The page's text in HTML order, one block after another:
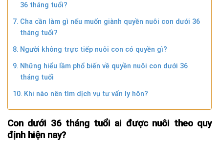
36 tháng tuổi?
Cha cần làm gì nếu muốn giành quyền nuôi con dưới 36
tháng tuổi?
Người không trực tiếp nuôi con có quyền gì?
Những hiểu lầm phổ biến về quyền nuôi con dưới 36
tháng tuổi
Khi nào nên tìm dịch vụ tư vấn ly hôn?
Con dưới 36 tháng tuổi ai được nuôi theo quy
định hiện nay?